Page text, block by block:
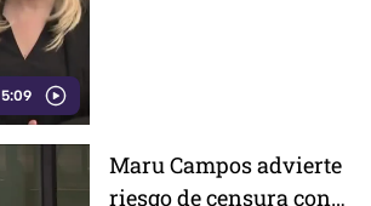
5:09
Maru Campos advierte
riesgo de censura con